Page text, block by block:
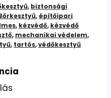
, biztonsági
, építőipari
, kézvédő, kézvédő
, mechanikai védelem,
, tartós,védőkesztyű